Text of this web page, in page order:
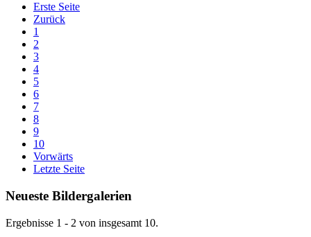
Erste Seite
Zurück
1
2
3
4
5
6
7
8
9
10
Vorwärts
Letzte Seite
Neueste Bildergalerien
Ergebnisse 1 - 2 von insgesamt 10.